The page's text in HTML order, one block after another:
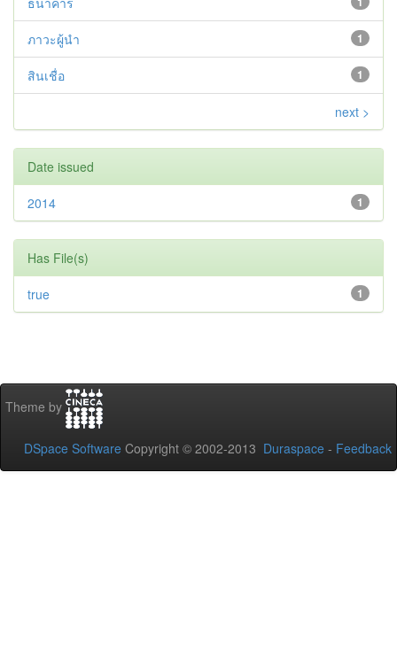
1
ภาวะผู้นำ
1
สินเชื่อ
next >
Date issued
1
2014
Has File(s)
1
true
Theme by
DSpace Software Copyright © 2002-2013 Duraspace - Feedback